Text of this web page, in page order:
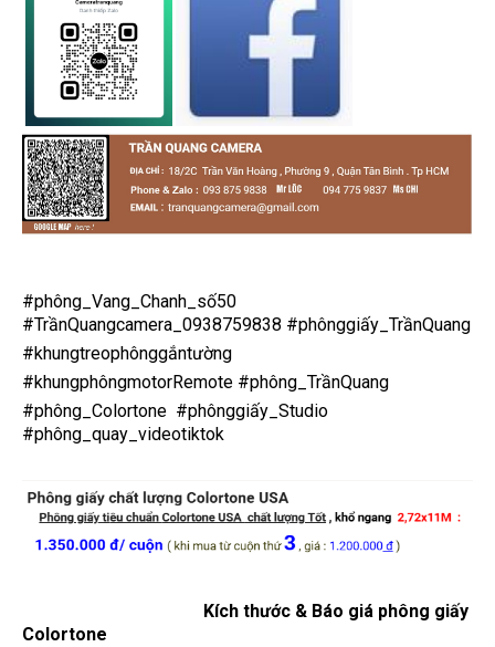
#phông_Vang_Chanh_số50
#TrầnQuangcamera_0938759838 #phônggiấy_TrầnQuang
#khungtreophônggắntường
#khungphôngmotorRemote #phông_TrầnQuang
#phông_Colortone #phônggiấy_Studio
#phông_quay_videotiktok
Kích thước & Báo giá phông giấy
Colortone